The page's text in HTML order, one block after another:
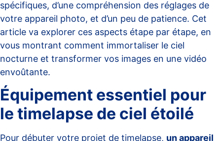
spécifiques, d’une compréhension des réglages de
votre appareil photo, et d’un peu de patience. Cet
article va explorer ces aspects étape par étape, en
vous montrant comment immortaliser le ciel
nocturne et transformer vos images en une vidéo
envoûtante.
Équipement essentiel pour
le timelapse de ciel étoilé
Pour débuter votre projet de timelapse, un appareil